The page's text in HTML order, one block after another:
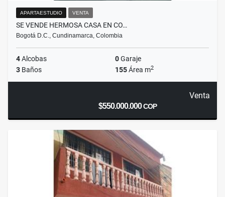
APARTAESTUDIO VENTA
SE VENDE HERMOSA CASA EN CO…
Bogotá D.C., Cundinamarca, Colombia
4Alcobas 0Garaje
3 Baños 155Área m2
Venta
$550.000.000COP